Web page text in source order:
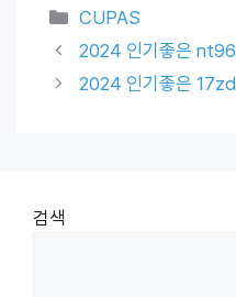
Categories
CUPAS
2024 인기좋은
2024 인기좋은
검색